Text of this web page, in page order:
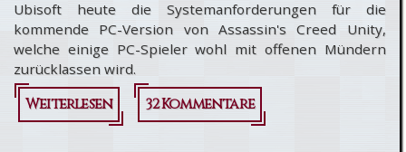
Ubisoft heute die Systemanforderungen für die
kommende PC-Version von Assassin's Creed Unity,
welche einige PC-Spieler wohl mit offenen Mündern
zurücklassen wird.
Weiterlesen
über Assassin's Creed
32 Kommentare